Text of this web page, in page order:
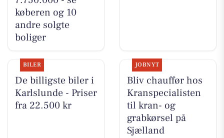
køberen og 10
andre solgte
boliger
BILER
De billigste biler i
Karlslunde - Priser
fra 22.500 kr
JOBNYT
Bliv chauffør hos
Kranspecialisten
til kran- og
grabkørsel på
Sjælland